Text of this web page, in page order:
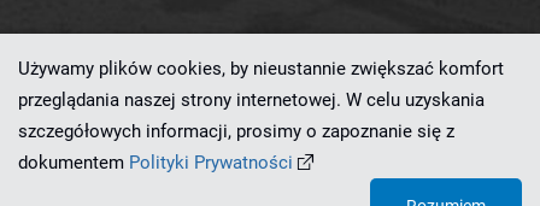
Ten serwis działa dzięki oprogramowaniu
Używamy plików cookies, by nieustannie zwiększać komfort
przeglądania naszej strony internetowej. W celu uzyskania
szczegółowych informacji, prosimy o zapoznanie się z
dokumentem Polityki Prywatności